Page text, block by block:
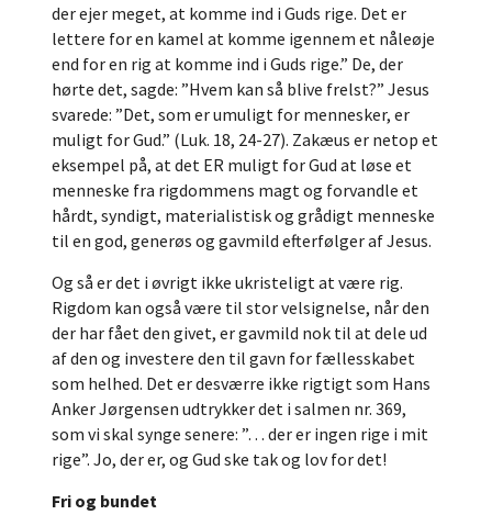
der ejer meget, at komme ind i Guds rige. Det er
lettere for en kamel at komme igennem et nåleøje
end for en rig at komme ind i Guds rige.” De, der
hørte det, sagde: ”Hvem kan så blive frelst?” Jesus
svarede: ”Det, som er umuligt for mennesker, er
muligt for Gud.” (Luk. 18, 24-27). Zakæus er netop et
eksempel på, at det ER muligt for Gud at løse et
menneske fra rigdommens magt og forvandle et
hårdt, syndigt, materialistisk og grådigt menneske
til en god, generøs og gavmild efterfølger af Jesus.
Og så er det i øvrigt ikke ukristeligt at være rig.
Rigdom kan også være til stor velsignelse, når den
der har fået den givet, er gavmild nok til at dele ud
af den og investere den til gavn for fællesskabet
som helhed. Det er desværre ikke rigtigt som Hans
Anker Jørgensen udtrykker det i salmen nr. 369,
som vi skal synge senere: ”… der er ingen rige i mit
rige”. Jo, der er, og Gud ske tak og lov for det!
Fri og bundet